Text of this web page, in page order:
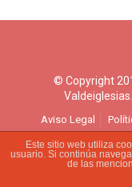
© Copyright
Aviso Legal
Este sitio web utiliza
usuario. Si continúa
de las